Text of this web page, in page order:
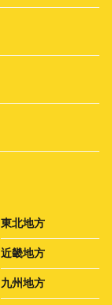
東北地方
近畿地方
九州地方